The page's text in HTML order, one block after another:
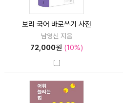
보리 국어 바로쓰기 사전
남영신 지음
72,000원 (10%)